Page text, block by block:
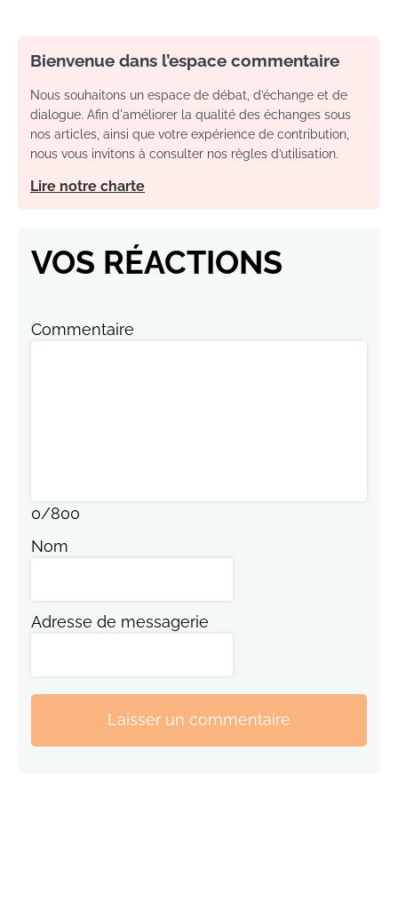
Bienvenue dans l’espace commentaire
Nous souhaitons un espace de débat, d’échange et de
dialogue. Afin d'améliorer la qualité des échanges sous
nos articles, ainsi que votre expérience de contribution,
nous vous invitons à consulter nos règles d’utilisation.
Lire notre charte
VOS RÉACTIONS
Commentaire
0/800
Nom
Adresse de messagerie
Laisser un commentaire